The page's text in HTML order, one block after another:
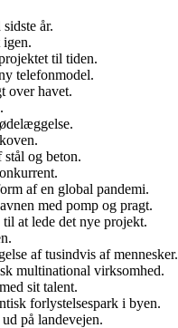
år.
igen.
til tiden.
telefonmodel.
over havet.
og beton.
af en global pandemi.
med pomp og pragt.
at lede det nye projekt.
af tusindvis af mennesker.
multinational virksomhed.
sit talent.
forlystelsespark i byen.
på landevejen.